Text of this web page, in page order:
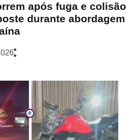
após fuga e colisão
durante abordagem